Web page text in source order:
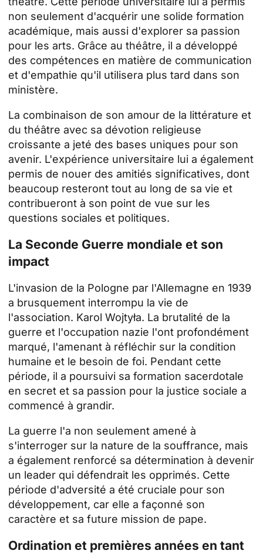
non seulement d'acquérir une solide formation
académique, mais aussi d'explorer sa passion
pour les arts. Grâce au théâtre, il a développé
des compétences en matière de communication
et d'empathie qu'il utilisera plus tard dans son
ministère.
La combinaison de son amour de la littérature et
du théâtre avec sa dévotion religieuse
croissante a jeté des bases uniques pour son
avenir. L'expérience universitaire lui a également
permis de nouer des amitiés significatives, dont
beaucoup resteront tout au long de sa vie et
contribueront à son point de vue sur les
questions sociales et politiques.
La Seconde Guerre mondiale et son
impact
L'invasion de la Pologne par l'Allemagne en 1939
a brusquement interrompu la vie de
l'association. Karol Wojtyła. La brutalité de la
guerre et l'occupation nazie l'ont profondément
marqué, l'amenant à réfléchir sur la condition
humaine et le besoin de foi. Pendant cette
période, il a poursuivi sa formation sacerdotale
en secret et sa passion pour la justice sociale a
commencé à grandir.
La guerre l'a non seulement amené à
s'interroger sur la nature de la souffrance, mais
a également renforcé sa détermination à devenir
un leader qui défendrait les opprimés. Cette
période d'adversité a été cruciale pour son
développement, car elle a façonné son
caractère et sa future mission de pape.
Ordination et premières années en tant